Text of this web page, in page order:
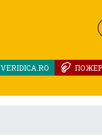
VERIDICA.RO